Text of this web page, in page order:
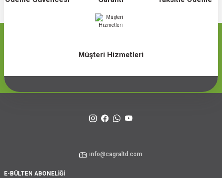
Müşteri Hizmetleri
info@cagraltd.com
E-BÜLTEN ABONELİĞİ